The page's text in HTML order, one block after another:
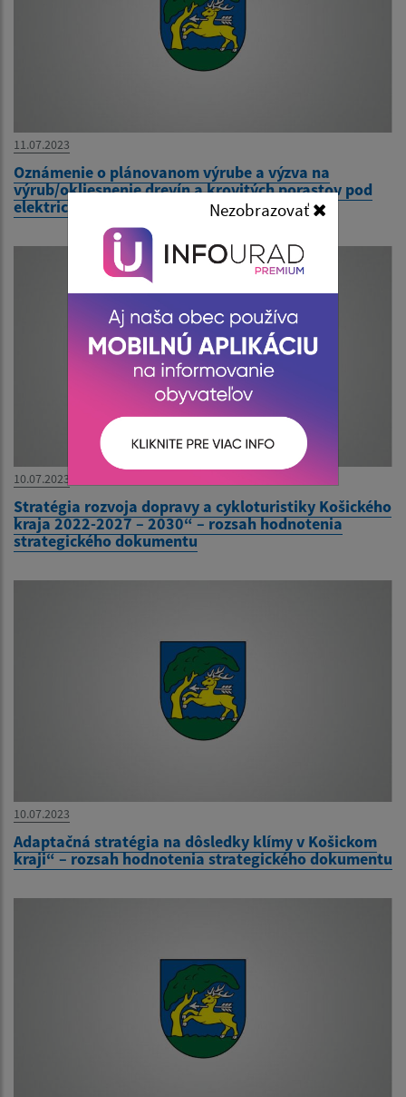
Nezobrazovať
11.07.2023
Oznámenie o plánovanom výrube a výzva na
výrub/okliesnenie drevín a krovitých porastov pod
elektrickým vedením
10.07.2023
Stratégia rozvoja dopravy a cykloturistiky Košického
kraja 2022-2027 – 2030“ – rozsah hodnotenia
strategického dokumentu
10.07.2023
Adaptačná stratégia na dôsledky klímy v Košickom
kraji“ – rozsah hodnotenia strategického dokumentu